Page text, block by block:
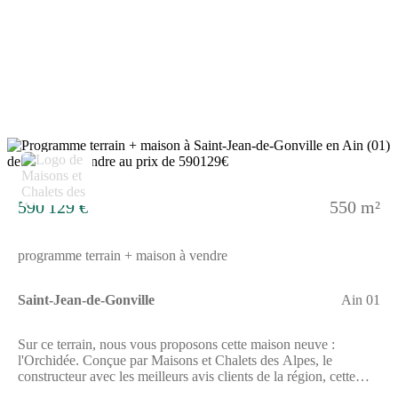
5
590 129 € 550 m²
programme terrain + maison à vendre
Saint-Jean-de-Gonville Ain 01
Sur ce terrain, nous vous proposons cette maison neuve :
l'Orchidée. Conçue par Maisons et Chalets des Alpes, le
constructeur avec les meilleurs avis clients de la région, cette